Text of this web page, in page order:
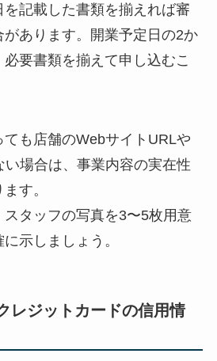
記載した書類を揃えれば審
あります。開業予定日の2か
要書類を揃えて申し込むこ
ても店舗のWebサイトURLや
い場合は、事業内容の実在性
す。
タッフの写真を3〜5枚用意
示しましょう。
ジットカードの信用情